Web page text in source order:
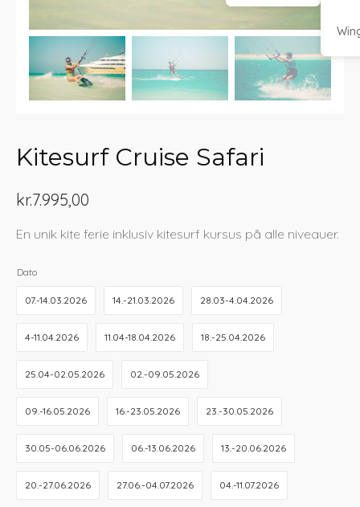
Kitesurf Cruise Safari
kr.7.995,00
En unik kite ferie inklusiv kitesurf kursus på alle niveauer.
Dato
07.-14.03.2026 14.-21.03.2026 28.03-4.04.2026
4-11.04.2026 11.04-18.04.2026 18.-25.04.2026
25.04-02.05.2026 02.-09.05.2026
09.-16.05.2026 16.-23.05.2026 23.-30.05.2026
30.05-06.06.2026 06.-13.06.2026 13.-20.06.2026
20.-27.06.2026 27.06.-04.07.2026 04.-11.07.2026